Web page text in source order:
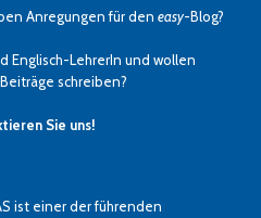
Anregungen für deneasy-Blog?
Englisch-LehrerIn und wollen
schreiben?
Sie uns!
ist einer der führenden